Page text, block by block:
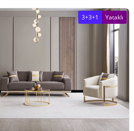
3+3+1 Yataklı